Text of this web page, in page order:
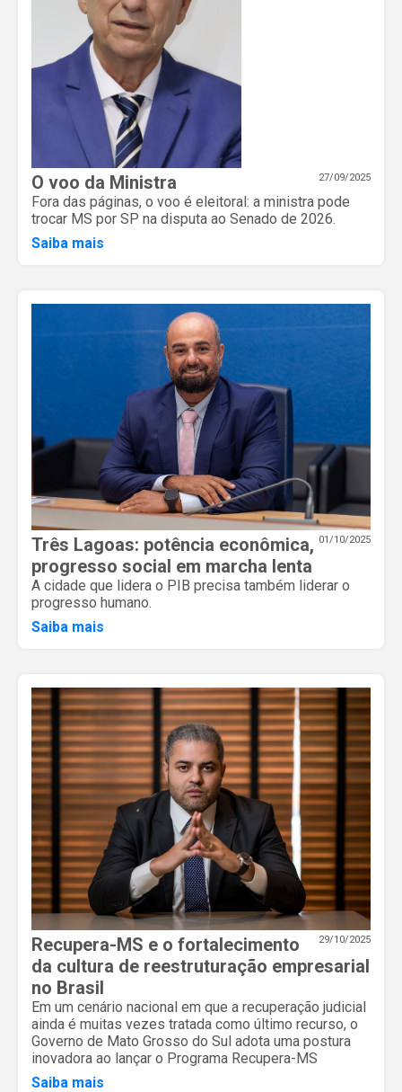
27/09/2025
O voo da Ministra
Fora das páginas, o voo é eleitoral: a ministra pode
trocar MS por SP na disputa ao Senado de 2026.
Saiba mais
01/10/2025
Três Lagoas: potência econômica,
progresso social em marcha lenta
A cidade que lidera o PIB precisa também liderar o
progresso humano.
Saiba mais
29/10/2025
Recupera-MS e o fortalecimento
da cultura de reestruturação empresarial
no Brasil
Em um cenário nacional em que a recuperação judicial
ainda é muitas vezes tratada como último recurso, o
Governo de Mato Grosso do Sul adota uma postura
inovadora ao lançar o Programa Recupera-MS
Saiba mais